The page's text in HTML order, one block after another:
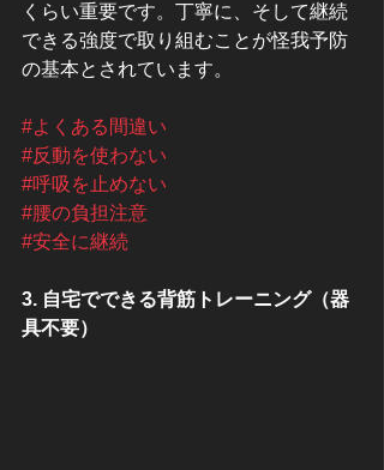
くらい重要です。丁寧に、そして継続
できる強度で取り組むことが怪我予防
の基本とされています。
#よくある間違い
#反動を使わない
#呼吸を止めない
#腰の負担注意
#安全に継続
3. 自宅でできる背筋トレーニング（器
具不要）